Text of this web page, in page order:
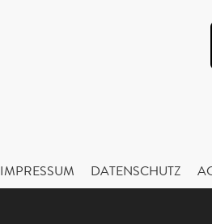
IMPRESSUM DATENSCHUTZ